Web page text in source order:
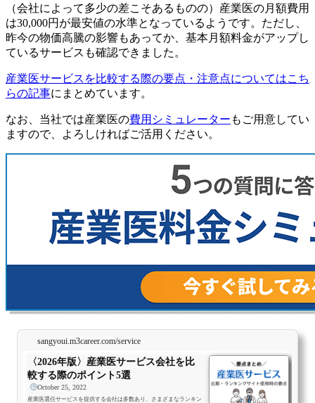
（会社によって多少の差こそあるものの）産業医の月額費用
は30,000円が最安値の水準となっているようです。ただし、
昨今の物価高騰の影響もあってか、基本月額料金がアップし
ているサービスも確認できました 。
産業医サービスを比較する際の要点・注意点についてはこち
らの記事にまとめています。
なお、当社では産業医の費用シミュレーター もご用意してい
ますので、よろしければご活用ください。
sangyoui.m3career.com/service
〈2026年版〉産業医サービス会社を比
較する際のポイント5選
October 25, 2022
産業医選任サービスを提供する会社は多数あり、さまざまなランキン